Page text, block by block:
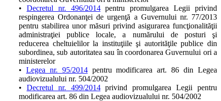
• Decretul nr. 496/2014pentru promulgarea Legii privind
respingerea Ordonanţei de urgenţă a Guvernului nr. 77/2013
pentru stabilirea unor măsuri privind asigurarea funcţionalităţii
administraţiei publice locale, a numărului de posturi şi
reducerea cheltuielilor la instituţiile şi autorităţile publice din
subordinea, sub autoritatea sau în coordonarea Guvernului ori a
ministerelor
• Legea nr. 95/2014pentru modificarea art. 86 din Legea
audiovizualului nr. 504/2002
• Decretul nr. 499/2014privind promulgarea Legii pentru
modificarea art. 86 din Legea audiovizualului nr. 504/2002